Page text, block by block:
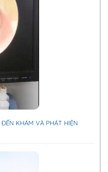
ĐẾN KHÁM VÀ PHÁT HIỆN